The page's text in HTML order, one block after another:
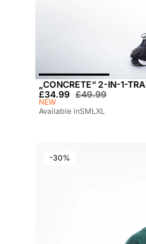
„CONCRETE“ 2-IN-1-
Sale-Preis:
£34.99 Regulärer Preis:
£49.99
NEW
Available inSMLXL
-30%